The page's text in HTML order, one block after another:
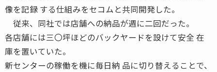
像を記録 する仕組みをセコムと共同開発した。
従来、同社では店舗への納品が週に二回だった。
各店舗には三〇坪ほどのバックヤードを設けて安全 在
庫を置いていた。
新センターの稼働を機に毎日納 品に切り替えることで、